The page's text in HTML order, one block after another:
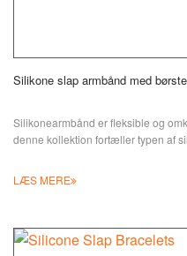
Silikone slap armbånd med
Silikonearmbånd er fleksible og
denne kollektion fortæller typen af
LÆS MERE